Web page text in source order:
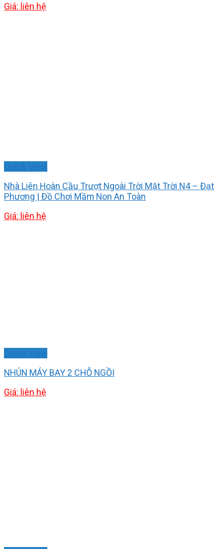
Giá: liên hệ
Nhà Liên Hoàn Cầu Trượt Ngoài Trời Mặt Trời N4 – Đạt
Phương | Đồ Chơi Mầm Non An Toàn
Giá: liên hệ
NHÚN MÁY BAY 2 CHỖ NGỒI
Giá: liên hệ